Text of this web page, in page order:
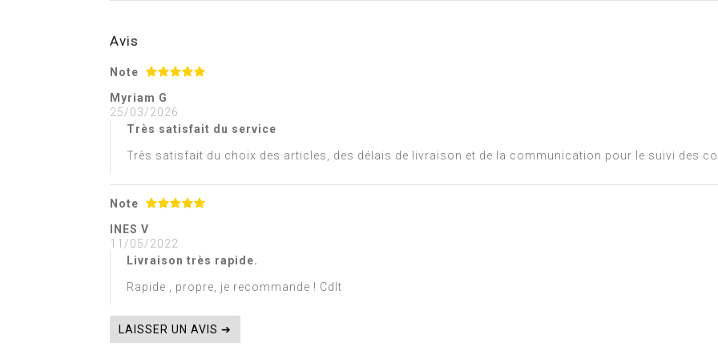
Avis
Note
Myriam G
25/03/2026
Très satisfait du service
Très satisfait du choix des articles, des délais de livraison et de la communication pour le suivi des
Note
INES V
11/05/2022
Livraison très rapide.
Rapide , propre, je recommande ! Cdlt
LAISSER UN AVIS ➔